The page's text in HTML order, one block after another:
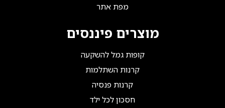
מפת אתר
מוצרים פיננסים
קופות גמל להשקעה
קרנות השתלמות
קרנות פנסיה
חסכון לכל ילד